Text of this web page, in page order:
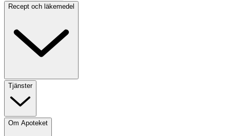
Recept och läkemedel
Tjänster
Om Apoteket